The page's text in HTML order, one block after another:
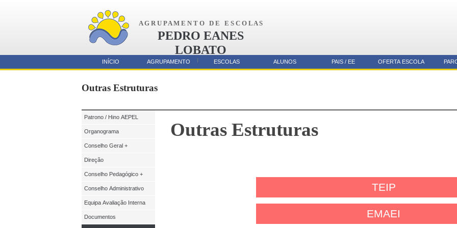
A G R U P A M E N T O D E E S C O L A S
PEDRO EANES
LOBATO
AMORA
Outras Estruturas
Patrono / Hino AEPEL
Organograma
Conselho Geral +
Direção
Conselho Pedagógico +
Conselho Administrativo
Equipa Avaliação Interna
Documentos
TEIP
EMAEI
Outras Estruturas
Parcerias
INÍCIO AGRUPAMENTO ESCOLAS ALUNOS PAIS / EE OFERTA ESCOLA